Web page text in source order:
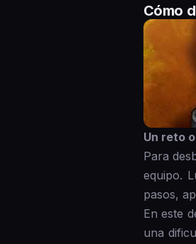
Cómo
Un reto
Para
equipo.
pasos,
En este
una